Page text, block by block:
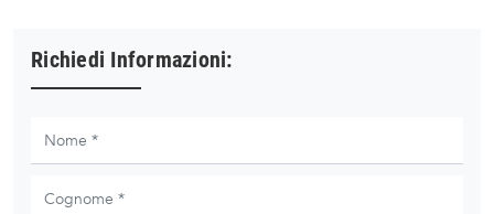
Richiedi Informazioni: